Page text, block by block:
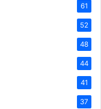
61
52
48
44
41
37